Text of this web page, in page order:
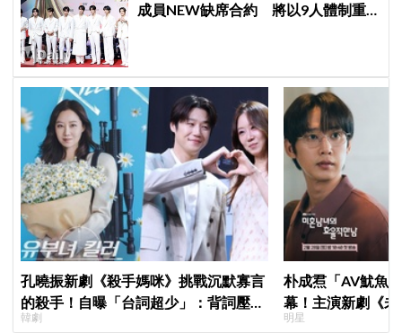
成員NEW缺席合約 將以9人體制重
孔曉振新劇《殺手媽咪》挑戰沉默寡言
的殺手！自曝「台詞超少」：背詞壓力
小很多XD
韓劇
朴成焄「AV魷魚
幕！主演新劇《
首度談復出心情
明星